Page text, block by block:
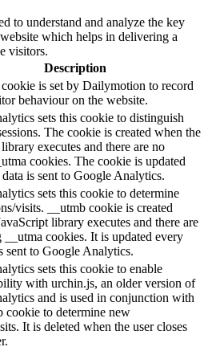
to understand and analyze the key
which helps in delivering a
visitors.
Description
is set by Dailymotion to record
behaviour on the website.
sets this cookie to distinguish
The cookie is created when the
executes and there are no
cookies. The cookie is updated
is sent to Google Analytics.
sets this cookie to determine
visits. __utmb cookie is created
library executes and there are
__utma cookies. It is updated every
sent to Google Analytics.
sets this cookie to enable
with urchin.js, an older version of
and is used in conjunction with
cookie to determine new
It is deleted when the user closes